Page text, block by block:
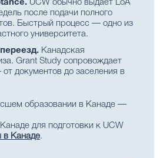
UCW обычно выдаёт LoA
после подачи полного
Быстрый процесс — одно из
университета.
Канадская
Grant Study сопровождает
документов до заселения в
образовании в Канаде —
для подготовки к UCW
в Канаде.